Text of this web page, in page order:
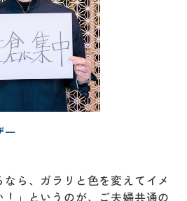
ついて
相
談
ー
なら、ガラリと色を変えてイメ
」というのが、ご夫婦共通の